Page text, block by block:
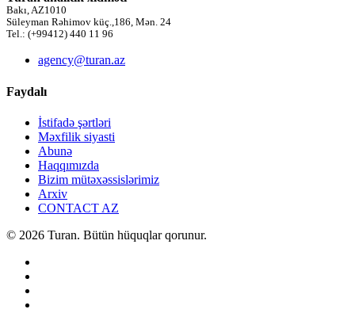
Bakı, AZ1010
Süleyman Rəhimov küç.,186, Mən. 24
Tel.: (+99412) 440 11 96
agency@turan.az
Faydalı
İstifadə şərtləri
Məxfilik siyasti
Abunə
Haqqımızda
Bizim mütəxəssislərimiz
Arxiv
CONTACT AZ
© 2026 Turan. Bütün hüquqlar qorunur.